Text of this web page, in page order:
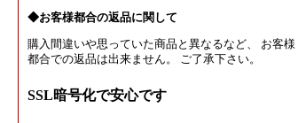
◆お客様都合の返品に関して
購入間違いや思っていた商品と異なるなど、 お客様
都合での返品は出来ません。 ご了承下さい。
SSL暗号化で安心です